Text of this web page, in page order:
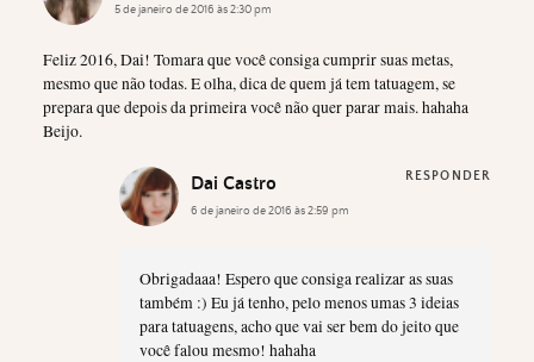
5 de janeiro de 2016 às 2:30 pm
Feliz 2016, Dai! Tomara que você consiga cumprir suas metas,
mesmo que não todas. E olha, dica de quem já tem tatuagem, se
prepara que depois da primeira você não quer parar mais. hahaha
Beijo.
Dai Castro
6 de janeiro de 2016 às 2:59 pm
Obrigadaaa! Espero que consiga realizar as suas
também :) Eu já tenho, pelo menos umas 3 ideias
para tatuagens, acho que vai ser bem do jeito que
você falou mesmo! hahaha
RESPONDER